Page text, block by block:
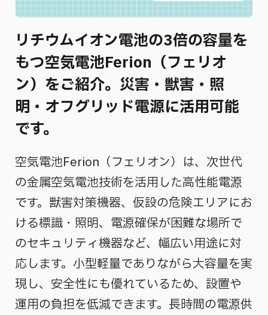
リチウムイオン電池の3倍の容量を
もつ空気電池Ferion（フェリオ
ン）をご紹介。災害・獣害・照
明・オフグリッド電源に活用可能
です。
空気電池Ferion（フェリオン）は、次世代
の金属空気電池技術を活用した高性能電源
です。獣害対策機器、仮設の危険エリアにお
ける標識・照明、電源確保が困難な場所で
のセキュリティ機器など、幅広い用途に対
応します。小型軽量でありながら大容量を実
現し、安全性にも優れているため、設置や
運用の負担を低減できます。長時間の電源供